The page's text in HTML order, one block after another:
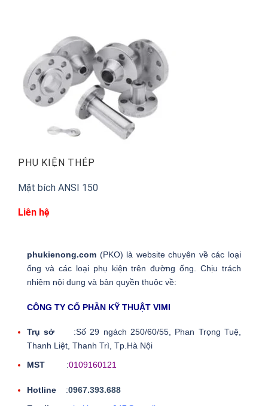
PHỤ KIỆN THÉP
Mặt bích ANSI 150
Liên hệ
phukienong.com (PKO) là website chuyên về các loại
ống và các loại phụ kiện trên đường ống. Chịu trách
nhiệm nội dung và bản quyền thuộc về:
CÔNG TY CỔ PHẦN KỸ THUẬT VIMI
Trụ sở :Số 29 ngách 250/60/55, Phan Trọng Tuệ,
Thanh Liệt, Thanh Trì, Tp.Hà Nội
MST :0109160121
Hotline :0967.393.688